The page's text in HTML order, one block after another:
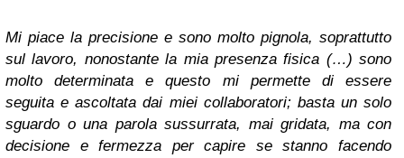
Mi piace la precisione e sono molto pignola, soprattutto
sul lavoro, nonostante la mia presenza fisica (…) sono
molto determinata e questo mi permette di essere
seguita e ascoltata dai miei collaboratori; basta un solo
sguardo o una parola sussurrata, mai gridata, ma con
decisione e fermezza per capire se stanno facendo